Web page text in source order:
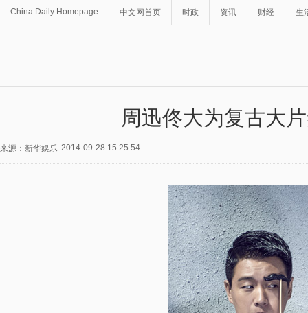
China Daily Homepage 中文网首页 时政 资讯 财经 生
周迅佟大为复古大
来源：新华娱乐 2014-09-28 15:25:54